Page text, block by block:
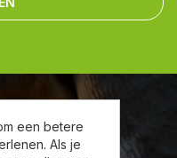
een betere
Als je